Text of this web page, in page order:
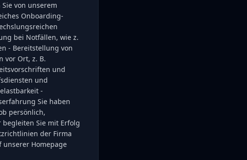
von unserem
Onboarding-
bei Notfällen, wie z.
- Bereitstellung von
vor Ort, z. B.
und
und
-
Sie haben
persönlich,
begleiten Sie mit Erfolg
der Firma
unserer Homepage